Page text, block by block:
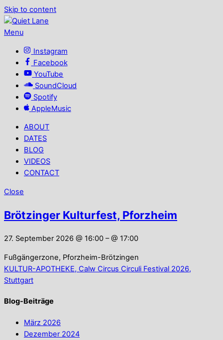
Skip to content
Menu
Instagram
Facebook
YouTube
SoundCloud
Spotify
AppleMusic
ABOUT
DATES
BLOG
VIDEOS
CONTACT
Close
Brötzinger Kulturfest, Pforzheim
27. September 2026 @ 16:00 – @ 17:00
Fußgängerzone, Pforzheim-Brötzingen
KULTUR-APOTHEKE, Calw Circus Circuli Festival 2026,
Stuttgart
Blog-Beiträge
März 2026
Dezember 2024